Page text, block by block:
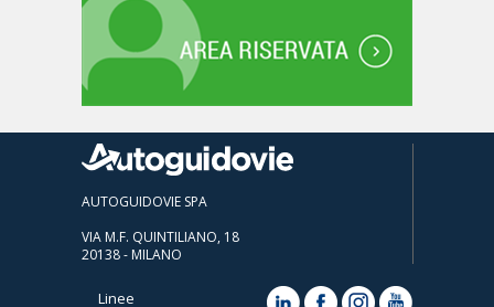
AUTOGUIDOVIE SPA
VIA M.F. QUINTILIANO, 18
20138 - MILANO
Linee